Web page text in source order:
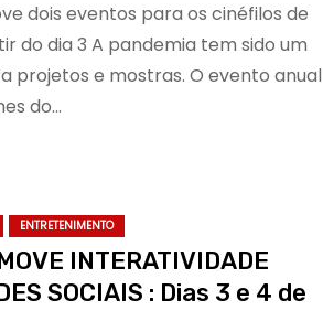
dois eventos para os cinéfilos de
do dia 3 A pandemia tem sido um
projetos e mostras. O evento anual
do…
ENTRETENIMENTO
INTERATIVIDADE
SOCIAIS : Dias 3 e 4 de